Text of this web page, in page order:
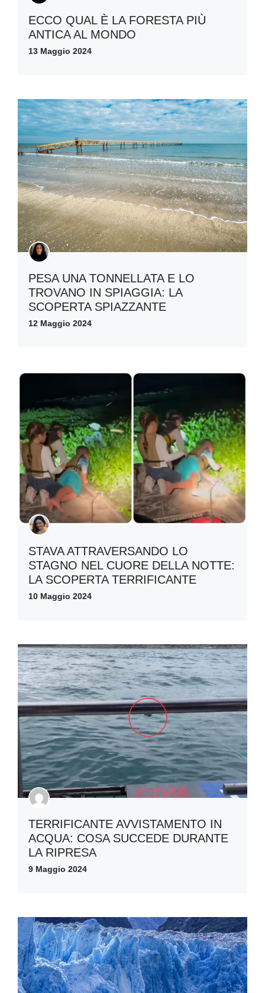
ECCO QUAL È LA FORESTA PIÙ
ANTICA AL MONDO
13 Maggio 2024
PESA UNA TONNELLATA E LO
TROVANO IN SPIAGGIA: LA
SCOPERTA SPIAZZANTE
12 Maggio 2024
STAVA ATTRAVERSANDO LO
STAGNO NEL CUORE DELLA NOTTE:
LA SCOPERTA TERRIFICANTE
10 Maggio 2024
TERRIFICANTE AVVISTAMENTO IN
ACQUA: COSA SUCCEDE DURANTE
LA RIPRESA
9 Maggio 2024